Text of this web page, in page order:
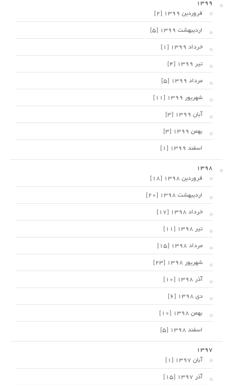
1399
فروردین 1399 [2]
اردیبهشت 1399 [5]
خرداد 1399 [1]
تیر 1399 [4]
مرداد 1399 [5]
شهریور 1399 [11]
آبان 1399 [3]
بهمن 1399 [3]
اسفند 1399 [1]
1398
فروردین 1398 [18]
اردیبهشت 1398 [20]
خرداد 1398 [17]
تیر 1398 [11]
مرداد 1398 [15]
شهریور 1398 [23]
آذر 1398 [10]
دی 1398 [6]
بهمن 1398 [10]
اسفند 1398 [5]
1397
آبان 1397 [1]
آذر 1397 [15]